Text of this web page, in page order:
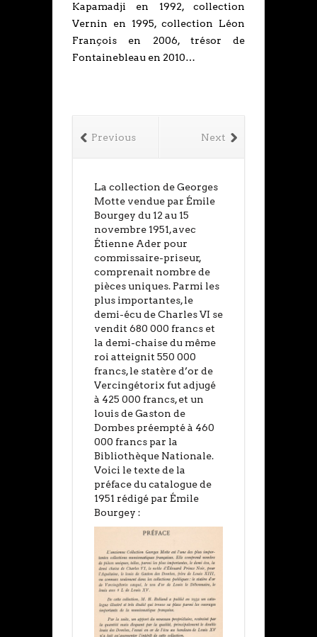
Kapamadji en 1992, collection
Vernin en 1995, collection Léon
François en 2006, trésor de
Fontainebleau en 2010…
Next
Previous
La collection de Georges
Motte vendue par Émile
Bourgey du 12 au 15
novembre 1951, avec
Étienne Ader pour
commissaire-priseur,
comprenait nombre de
pièces uniques. Parmi les
plus importantes, le
demi-écu de Charles VI se
vendit 680 000 francs et
la demi-chaise du même
roi atteignit 550 000
francs, le statère d’or de
Vercingétorix fut adjugé
à 425 000 francs, et un
louis de Gaston de
Dombes préempté à 460
000 francs par la
Bibliothèque Nationale.
Voici le texte de la
préface du catalogue de
1951 rédigé par Émile
Bourgey :